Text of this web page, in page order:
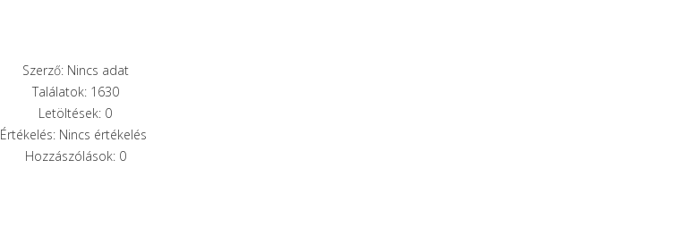
Szerző: Nincs adat
Találatok: 1630
Letöltések: 0
Értékelés: Nincs értékelés
Hozzászólások: 0